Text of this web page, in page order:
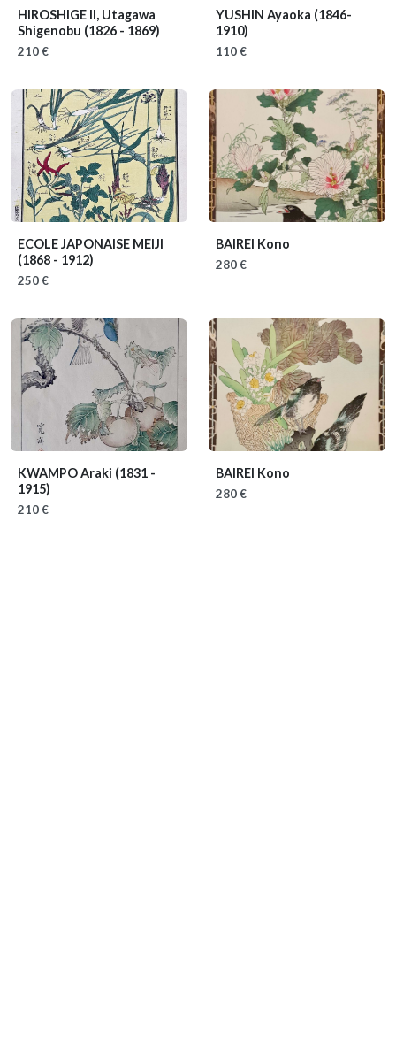
HIROSHIGE II, Utagawa
Shigenobu (1826 - 1869)
210 €
YUSHIN Ayaoka (1846-
1910)
110 €
ECOLE JAPONAISE MEIJI
(1868 - 1912)
250 €
BAIREI Kono
280 €
KWAMPO Araki (1831 -
1915)
210 €
BAIREI Kono
280 €